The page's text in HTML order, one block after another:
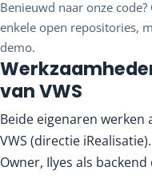
Benieuwd naar onze code?
enkele open repositories,
demo.
van VWS
Beide eigenaren
VWS (directie
Owner, Ilyes als